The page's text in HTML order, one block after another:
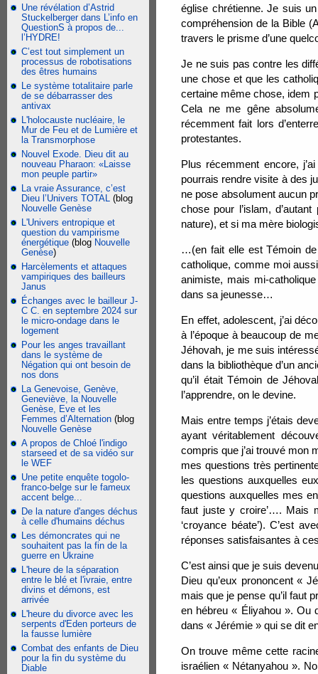
Une révélation d’Astrid
Stuckelberger dans L’info en
QuestionS à propos de...
l’HYDRE!
C’est tout simplement un
processus de robotisations
des êtres humains
Le système totalitaire parle
de se débarrasser des
antivax
L'holocauste nucléaire, le
Mur de Feu et de Lumière et
la Transmorphose
Nouvel Exode. Dieu dit au
nouveau Pharaon: «Laisse
mon peuple partir»
La vraie Assurance, c’est
Dieu l’Univers TOTAL (blog
Nouvelle Genèse
L'Univers entropique et
question du vampirisme
énergétique (blog Nouvelle
Genèse)
Harcèlements et attaques
vampiriques des bailleurs
Janus
Échanges avec le bailleur J-
C C. en septembre 2024 sur
le micro-ondage dans le
logement
Pour les anges travaillant
dans le système de
Négation qui ont besoin de
nos dons
La Genevoise, Genève,
Geneviève, la Nouvelle
Genèse, Eve et les
Femmes d’Alternation (blog
Nouvelle Genèse
A propos de Chloé l'indigo
starseed et de sa vidéo sur
le WEF
Une petite enquête togolo-
franco-belge sur le fameux
accent belge...
De la nature d'anges déchus
à celle d'humains déchus
Les démoncrates qui ne
souhaitent pas la fin de la
guerre en Ukraine
L'heure de la séparation
entre le blé et l'ivraie, entre
divins et démons, est
arrivée
L'heure du divorce avec les
serpents d'Eden porteurs de
la fausse lumière
Combat des enfants de Dieu
pour la fin du système du
Diable
église chrétienne. Je suis
compréhension de la Bible
travers le prisme d’une
Je ne suis pas contre les
une chose et que les
certaine même chose, idem
Cela ne me gêne
récemment fait lors
protestantes.
Plus récemment encore,
pourrais rendre visite à des
ne pose absolument aucun
chose pour l’islam,
nature), et si ma mère
…(en fait elle est Témoin de
catholique, comme moi
animiste, mais mi-
dans sa jeunesse…
En effet, adolescent, j’ai
à l’époque à beaucoup de
Jéhovah, je me suis
dans la bibliothèque d’un
qu’il était Témoin de
l’apprendre, on le devine.
Mais entre temps j’étais
ayant véritablement
compris que j’ai trouvé mon
mes questions très
les questions auxquelles
questions auxquelles mes
faut juste y croire’…. Mais
‘croyance béate’). C’est
réponses satisfaisantes à
C’est ainsi que je suis
Dieu qu’eux prononcent «
mais que je pense qu’il faut
en hébreu « Éliyahou ». Ou
dans « Jérémie » qui se dit
On trouve même cette
israélien « Nétanyahou ».